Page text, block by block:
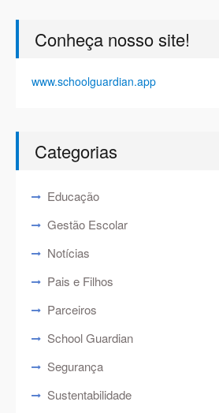
Conheça nosso site!
www.schoolguardian.app
Categorias
Educação
Gestão Escolar
Notícias
Pais e Filhos
Parceiros
School Guardian
Segurança
Sustentabilidade